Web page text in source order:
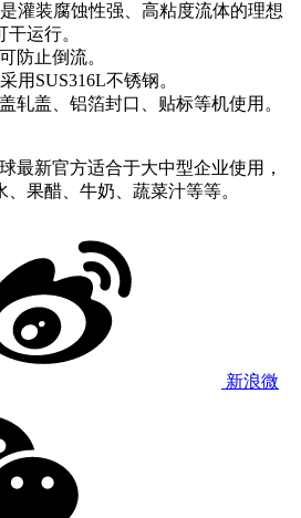
灌装腐蚀性强、高粘度流体的理想
运行。
防止倒流。
用SUS316L不锈钢。
轧盖、铝箔封口、贴标等机使用。
最新官方适合于大中型企业使用，
果醋、牛奶、蔬菜汁等等。
新浪微